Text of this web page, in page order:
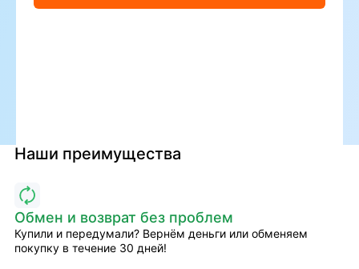
Наши преимущества
Обмен и возврат без проблем
Купили и передумали? Вернём деньги или обменяем
покупку в течение 30 дней!